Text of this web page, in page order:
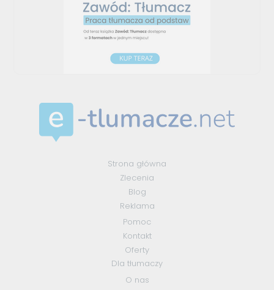
Strona główna
Zlecenia
Blog
Reklama
Pomoc
Kontakt
Oferty
Dla tłumaczy
O nas